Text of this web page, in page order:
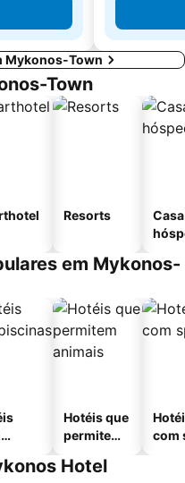
Mykonos-Town
Town
Resorts
em Mykonos-
Hotéis que
permitem
com
Hotel